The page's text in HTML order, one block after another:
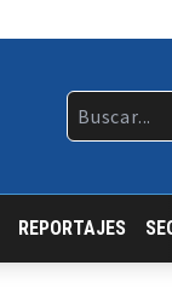
REPORTAJES